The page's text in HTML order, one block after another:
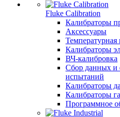
Fluke Calibration
Калибраторы
Аксессуары
Температурная
Калибраторы
ВЧ-калибровка
Сбор данных и
испытаний
Калибраторы
Калибраторы
Программное